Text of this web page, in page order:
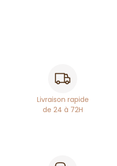
Livraison rapide
de 24 à 72H